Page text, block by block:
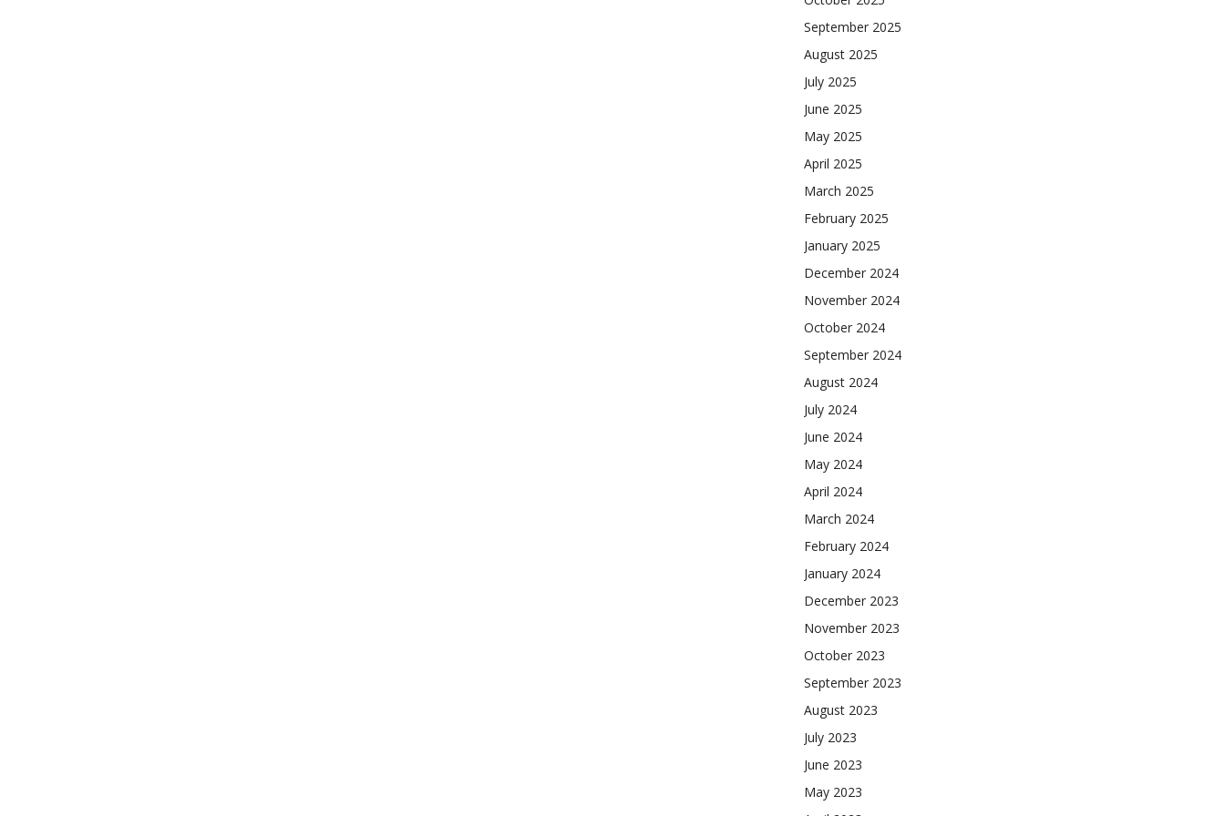
September 2025
August 2025
July 2025
June 2025
May 2025
April 2025
March 2025
February 2025
January 2025
December 2024
November 2024
October 2024
September 2024
August 2024
July 2024
June 2024
May 2024
April 2024
March 2024
February 2024
January 2024
December 2023
November 2023
October 2023
September 2023
August 2023
July 2023
June 2023
May 2023